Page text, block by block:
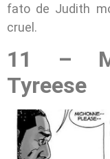
fato de Judith
cruel.
11 –
Tyreese